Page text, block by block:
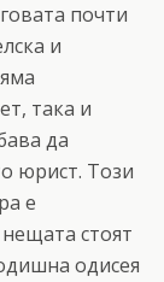
почти
и
така и
да
юрист. Този
е
стоят
одисея